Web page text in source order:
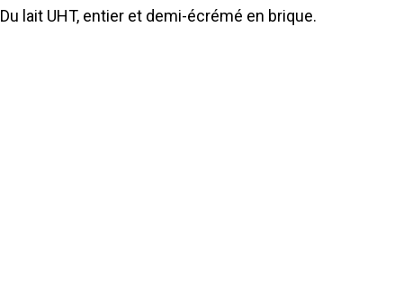
Du lait UHT, entier et demi-écrémé en brique.